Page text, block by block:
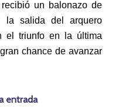
un balonazo de
la salida del arquero
el triunfo en la última
chance de avanzar
entrada